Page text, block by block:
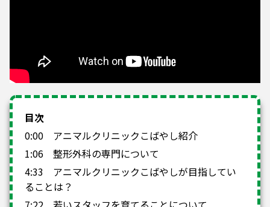
目次
0:00 アニマルクリニックこばやし紹介
1:06 整形外科の専門について
4:33 アニマルクリニックこばやしが目指してい
ることは？